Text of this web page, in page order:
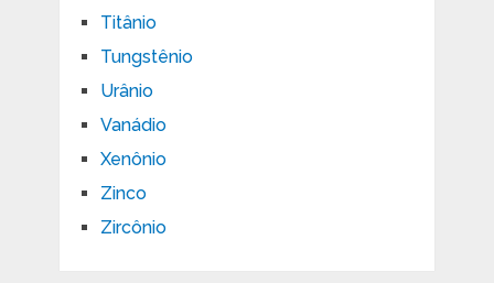
Titânio
Tungstênio
Urânio
Vanádio
Xenônio
Zinco
Zircônio